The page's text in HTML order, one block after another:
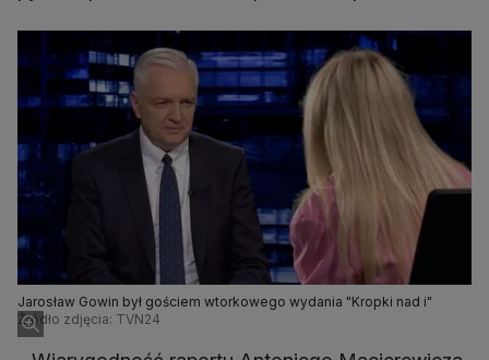
Jarosław Gowin był gościem wtorkowego wydania "Kropki nad i"
Źródło zdjęcia: TVN24